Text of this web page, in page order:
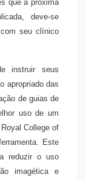
que a próxima
deve-se
seu clínico
instruir seus
apropriado das
de guias de
uso de um
College of
Este
reduzir o uso
imagética e